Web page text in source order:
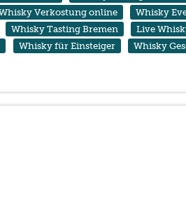
Verkostung online
Whisky
Whisky Tasting Bremen
Live
Whisky für Einsteiger
Whisky